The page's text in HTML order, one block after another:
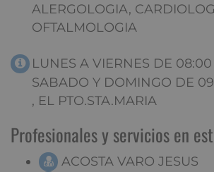
ALERGOLOGIA,
OFTALMOLOGIA
LUNES A VIERNES DE
SABADO Y DOMINGO DE
, EL PTO.STA.MARIA
Profesionales y servicios en
ACOSTA VARO JESUS